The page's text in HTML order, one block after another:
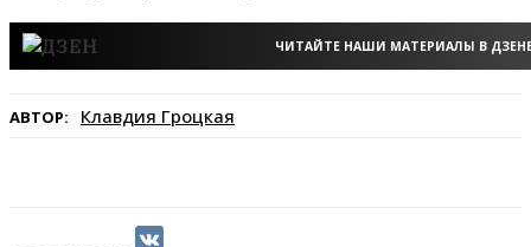
ЧИТАЙТЕ НАШИ МАТЕРИАЛЫ В
АВТОР: Клавдия Гроцкая